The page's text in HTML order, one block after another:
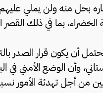
بحل منه ولن يملي
بما في ذلك القصر
المحتمل أن يكون قرار
وأن الوضع الأمني في
أجل تهدئة الأمور نسبيا حتى